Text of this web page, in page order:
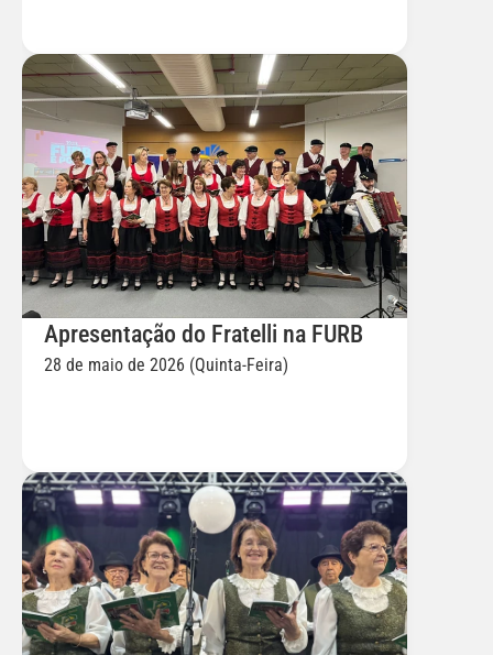
Apresentação do Fratelli na FURB
28 de maio de 2026 (Quinta-Feira)